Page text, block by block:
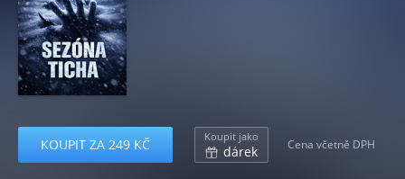
KOUPIT ZA 249 KČ Koupit jako
dárek Cena včetně DPH